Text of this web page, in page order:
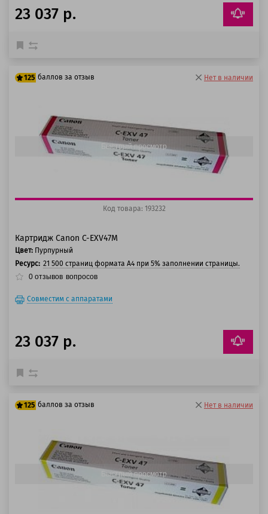
23 037 р.
125 баллов за отзыв
125 баллов
Нет в наличии
Быстрый просмотр
Код товара: 193232
Картридж Canon C-EXV47M
Цвет: Пурпурный
Ресурс: 21 500 страниц формата А4 при 5% заполнении страницы.
0 отзывов вопросов
Совместим с аппаратами
23 037 р.
125 баллов за отзыв
125 баллов
Нет в наличии
Быстрый просмотр